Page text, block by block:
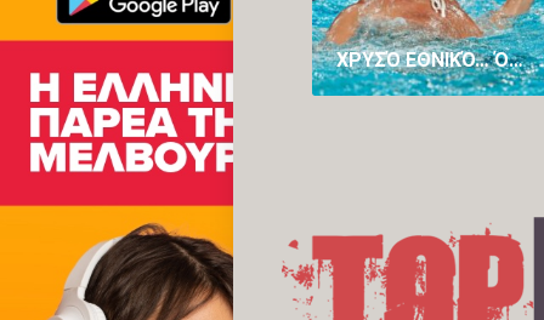
ΧΡΥΣΌ ΕΘΝΙΚΌ… ΌΝΕΙΡΟ: Η ΕΛΛΆΔΑΡΑ ΣΤΗΝ ΚΟΡΥΦΉ ΤΟΥ ΠΛΑΝΉΤΗ ΚΑΤΑΤΡΟΠΏΝΟΝΤΑΣ ΤΗΝ ΟΥΓΓΑΡΊΑ!